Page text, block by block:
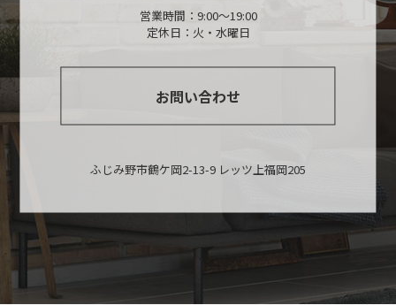
営業時間：9:00〜19:00
定休日：火・水曜日
お問い合わせ
ふじみ野市鶴ケ岡2-13-9 レッツ上福岡205